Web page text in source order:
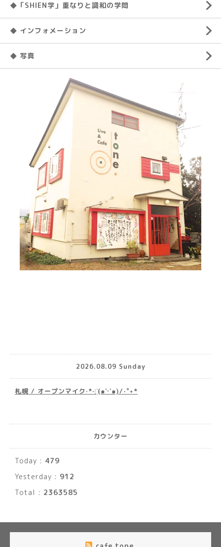
◆「SHIEN学」重なりと調和の学問
◆ インフォメーション
◆ 写真
2026.08.09 Sunday
札幌 / オープンマイク·*· ҉(๑′ᵕ‵๑)/‧˚︎˖*
カウンター
Today : 479
Yesterday : 912
Total : 2363585